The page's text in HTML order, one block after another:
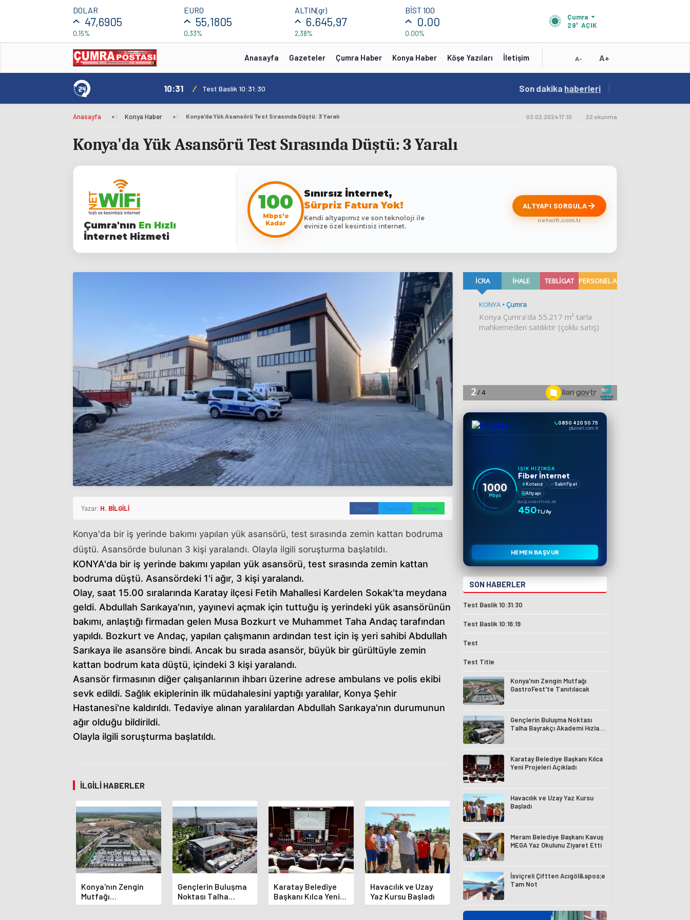
DOLAR
47,6905
0,15%
EURO
55,1805
0,33%
ALTIN(gr)
6.645,97
2,38%
BİST 100
0.00
0.00%
Çumra
29° AÇIK
Anasayfa Gazeteler Çumra Haber Konya Haber Köşe Yazıları İletişim A- A+
10:31 / Test Baslik 10:31:30 10:16 / Test Baslik 10:16:19
Son dakika haberleri
Anasayfa » Konya Haber » Konya'da Yük Asansörü Test Sırasında Düştü: 3 Yaralı 03.02.2024 17:10 22 okunma
Konya'da Yük Asansörü Test Sırasında Düştü: 3 Yaralı
Çumra'nın En Hızlı
İnternet Hizmeti
100
Mbps'e
Kadar
Sınırsız İnternet,
Sürpriz Fatura Yok!
Kendi altyapımız ve son teknoloji ile
evinize özel kesintisiz internet.
ALTYAPI SORGULA
netwifi.com.tr
Yazar: H. BİLGİLİ Paylaş Tweetle Gönder
Konya'da bir iş yerinde bakımı yapılan yük asansörü, test sırasında zemin kattan bodruma
düştü. Asansörde bulunan 3 kişi yaralandı. Olayla ilgili soruşturma başlatıldı.
KONYA'da bir iş yerinde bakımı yapılan yük asansörü, test sırasında zemin kattan
bodruma düştü. Asansördeki 1'i ağır, 3 kişi yaralandı.
Olay, saat 15.00 sıralarında Karatay ilçesi Fetih Mahallesi Kardelen Sokak'ta meydana
geldi. Abdullah Sarıkaya'nın, yayınevi açmak için tuttuğu iş yerindeki yük asansörünün
bakımı, anlaştığı firmadan gelen Musa Bozkurt ve Muhammet Taha Andaç tarafından
yapıldı. Bozkurt ve Andaç, yapılan çalışmanın ardından test için iş yeri sahibi Abdullah
Sarıkaya ile asansöre bindi. Ancak bu sırada asansör, büyük bir gürültüyle zemin
kattan bodrum kata düştü, içindeki 3 kişi yaralandı.
Asansör firmasının diğer çalışanlarının ihbarı üzerine adrese ambulans ve polis ekibi
sevk edildi. Sağlık ekiplerinin ilk müdahalesini yaptığı yaralılar, Konya Şehir
Hastanesi'ne kaldırıldı. Tedaviye alınan yaralılardan Abdullah Sarıkaya'nın durumunun
ağır olduğu bildirildi.
Olayla ilgili soruşturma başlatıldı.
n
a
y
a
e
s
o
İLGILI HABERLER
Konya'nın Zengin
Mutfağı
GastroFest'te
Gençlerin Buluşma
Noktası Talha
Bayrakçı Akademi
Karatay Belediye
Başkanı Kılca Yeni
Projeleri Açıkladı
Havacılık ve Uzay
Yaz Kursu Başladı
0850 420 50 75
plusnet.com.tr
1000
Mbps
IŞIK HIZINDA
Fiber İnternet
Kotasız
Sabit Fiyat
Altyapı
BAŞLAYAN FIYATLAR
450TL/Ay
HEMEN BAŞVUR
SON HABERLER
Test Baslik 10:31:30
Test Baslik 10:16:19
Test
Test Title
Konya'nın Zengin Mutfağı
GastroFest'te Tanıtılacak
Gençlerin Buluşma Noktası
Talha Bayrakçı Akademi Hızla
Karatay Belediye Başkanı Kılca
Yeni Projeleri Açıkladı
Havacılık ve Uzay Yaz Kursu
Başladı
Meram Belediye Başkanı Kavuş
MEGA Yaz Okulunu Ziyaret Etti
İsviçreli Çiftten Acıgöl&apos;e
Tam Not